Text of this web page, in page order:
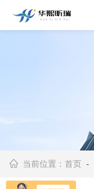
当前位置：首页 -